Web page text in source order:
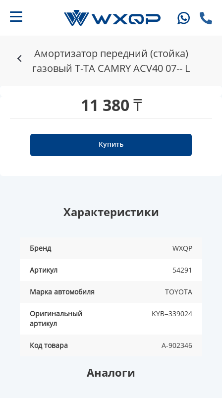
Амортизатор передний (стойка)
газовый T-TA CAMRY ACV40 07-- L
11 380 ₸
Купить
Характеристики
Бренд WXQP
Артикул 54291
Марка автомобиля TOYOTA
Оригинальный
артикул
KYB=339024
Код товара A-902346
Аналоги